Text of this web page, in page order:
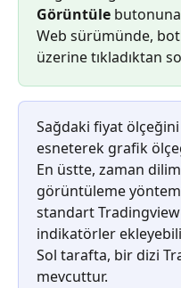
Görüntüle butonuna
Web sürümünde,
üzerine tıkladıktan
Sağdaki fiyat
esneterek grafik
En üstte, zaman
görüntüleme
standart
indikatörler
Sol tarafta, bir dizi
mevcuttur.